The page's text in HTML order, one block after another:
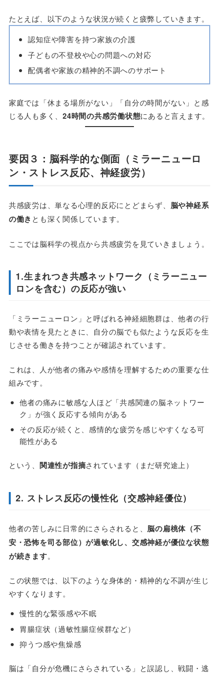
たとえば、以下のような状況が続くと疲弊していきます。
認知症や障害を持つ家族の介護
子どもの不登校や心の問題への対応
配偶者や家族の精神的不調へのサポート
家庭では「休まる場所がない」「自分の時間がない」と感
じる人も多く、24時間の共感労働状態にあると言えます。
要因３：脳科学的な側面（ミラーニューロ
ン・ストレス反応、神経疲労）
共感疲労は、単なる心理的反応にとどまらず、 脳や神経系
の働き とも深く関係しています。
ここでは脳科学の視点から共感疲労を見ていきましょう。
1.生まれつき共感ネットワーク（ミラーニュー
ロンを含む）の反応が強い
「ミラーニューロン」と呼ばれる神経細胞群は、他者の行
動や表情を見たときに、自分の脳でも似たような反応を生
じさせる働きを持つことが確認されています。
これは、人が他者の痛みや感情を理解するための重要な仕
組みです。
他者の痛みに敏感な人ほど「共感関連の脳ネットワー
ク」が強く反応する傾向がある
その反応が続くと、感情的な疲労を感じやすくなる可
能性がある
という、 関連性が指摘されています（まだ研究途上）
2. ストレス反応の慢性化（交感神経優位）
他者の苦しみに日常的にさらされると、 脳の扁桃体（不
安・恐怖を司る部位）が過敏化し、交感神経が優位な状態
が続きます。
この状態では、以下のような身体的・精神的な不調が生じ
やすくなります。
慢性的な緊張感や不眠
胃腸症状（過敏性腸症候群など）
抑うつ感や焦燥感
脳は「自分が危機にさらされている」と誤認し、戦闘・逃